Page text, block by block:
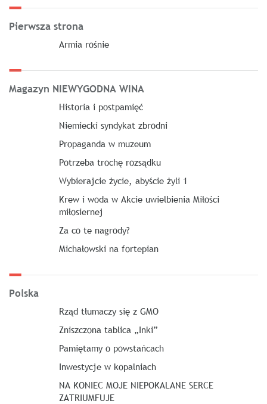
Pierwsza strona
Armia rośnie
Magazyn NIEWYGODNA WINA
Historia i postpamięć
Niemiecki syndykat zbrodni
Propaganda w muzeum
Potrzeba trochę rozsądku
Wybierajcie życie, abyście żyli 1
Krew i woda w Akcie uwielbienia Miłości
miłosiernej
Za co te nagrody?
Michałowski na fortepian
Polska
Rząd tłumaczy się z GMO
Zniszczona tablica „Inki”
Pamiętamy o powstańcach
Inwestycje w kopalniach
NA KONIEC MOJE NIEPOKALANE SERCE
ZATRIUMFUJE